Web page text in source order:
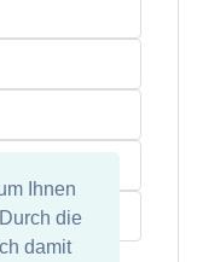
Ihnen
die
damit